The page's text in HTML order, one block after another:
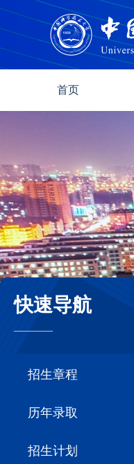
首页
快速导航
————
招生章程
历年录取
招生计划